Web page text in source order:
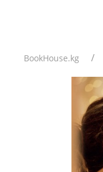
BookHouse.kg